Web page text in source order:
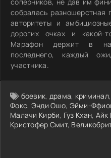
собралась разношерстная
авторитеты и
дорогих очках и какой-
Марафон держит в
последнего, каждый
участника.
боевик, драма, криминал,
Фокс, Энди Ошо, Эйми-
Малачи Кирби, Гуз Кхан, Айк
Кристофер Смит,